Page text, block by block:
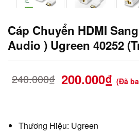
Cáp Chuyển HDMI
Audio ) Ugreen 40252
240.000₫ 200.000₫ (Đã
Thương Hiệu: Ugreen